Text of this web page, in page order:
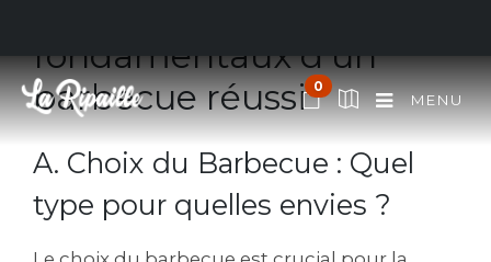
0
MENU
fondamentaux d'un
barbecue réussi
A. Choix du Barbecue : Quel
type pour quelles envies ?